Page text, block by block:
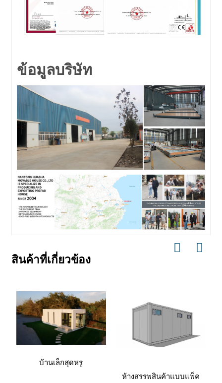
ข้อมูลบริษัท
สินค้าที่เกี่ยวข้อง
บ้านเล็กสุดหรู
ห้างสรรพสินค้าแบบแพ็ค